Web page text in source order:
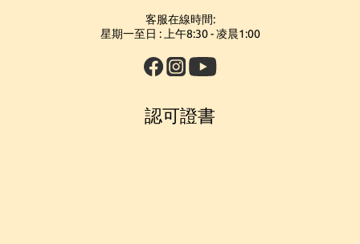
客服在線時間:
星期一至日 : 上午8:30 - 凌晨1:00
認可證書